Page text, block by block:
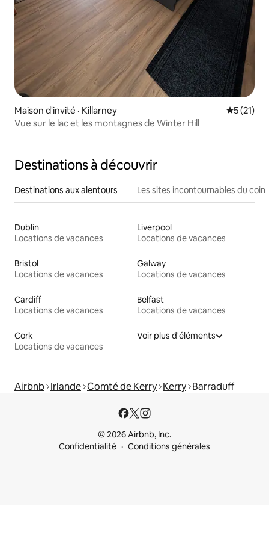
Maison d'invité · Killarney Note
5 (21)
Vue sur le lac et les montagnes de Winter Hill
Destinations à découvrir
Destinations aux alentours Les sites incontournables du coin
Dublin
Locations de vacances
Liverpool
Locations de vacances
Bristol
Locations de vacances
Galway
Locations de vacances
Cardiff
Locations de vacances
Belfast
Locations de vacances
Cork
Locations de vacances
Voir plus d'éléments
Airbnb Irlande Comté de Kerry Kerry Barraduff
© 2026 Airbnb, Inc.
Confidentialité
Conditions générales